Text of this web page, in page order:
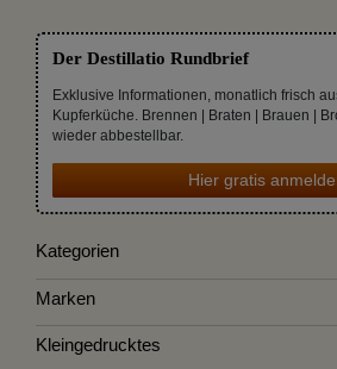
Der Destillatio Rundbrief
Exklusive Informationen, monatlich frisch
Kupferküche. Brennen | Braten | Brauen |
wieder abbestellbar.
Hier gratis
Kategorien
Marken
Kleingedrucktes